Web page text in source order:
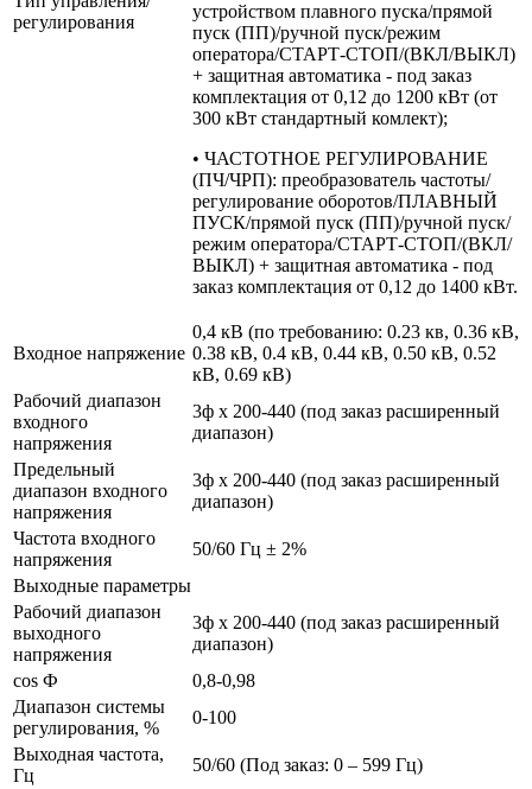
регулирования
устройством плавного пуска/прямой
пуск (ПП)/ручной пуск/режим
оператора/СТАРТ-СТОП/(ВКЛ/ВЫКЛ)
+ защитная автоматика - под заказ
комплектация от 0,12 до 1200 кВт (от
300 кВт стандартный комлект);
• ЧАСТОТНОЕ РЕГУЛИРОВАНИЕ
(ПЧ/ЧРП): преобразователь частоты/
регулирование оборотов/ПЛАВНЫЙ
ПУСК/прямой пуск (ПП)/ручной пуск/
режим оператора/СТАРТ-СТОП/(ВКЛ/
ВЫКЛ) + защитная автоматика - под
заказ комплектация от 0,12 до 1400 кВт.
Входное напряжение
0,4 кВ (по требованию: 0.23 кв, 0.36 кВ,
0.38 кВ, 0.4 кВ, 0.44 кВ, 0.50 кВ, 0.52
кВ, 0.69 кВ)
Рабочий диапазон
входного
напряжения
3ф х 200-440 (под заказ расширенный
диапазон)
Предельный
диапазон входного
напряжения
3ф х 200-440 (под заказ расширенный
диапазон)
Частота входного
напряжения
50/60 Гц ± 2%
Выходные параметры
Рабочий диапазон
выходного
напряжения
3ф х 200-440 (под заказ расширенный
диапазон)
cos Ф
0,8-0,98
Диапазон системы
регулирования, %
0-100
Выходная частота,
Гц
50/60 (Под заказ: 0 – 599 Гц)